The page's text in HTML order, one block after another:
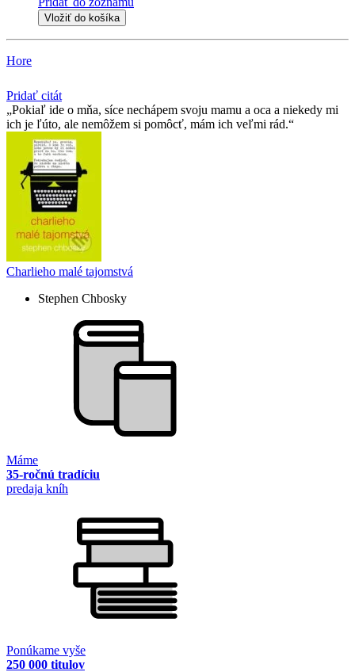
Vložiť do košíka
Hore
Pridať citát
Pokiaľ ide o mňa, síce nechápem svoju mamu a oca a niekedy mi
ich je ľúto, ale nemôžem si pomôcť, mám ich veľmi rád.
Charlieho malé tajomstvá
Stephen Chbosky
Máme
35-ročnú tradíciu
predaja kníh
Ponúkame vyše
250 000 titulov